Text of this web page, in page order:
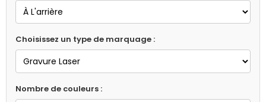
Choisissez un type de marquage :
Nombre de couleurs :